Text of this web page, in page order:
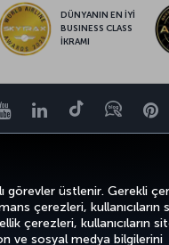
görevler üstlenir. Gerekli
çerezleri, kullanıcıların
çerezleri, kullanıcıların
ve sosyal medya bilgilerini
DÜNYANIN EN İYİ
BUSINESS CLASS
İKRAMI
YoutubeLinkedIn
TiktokBlog
Yasal Uyarı